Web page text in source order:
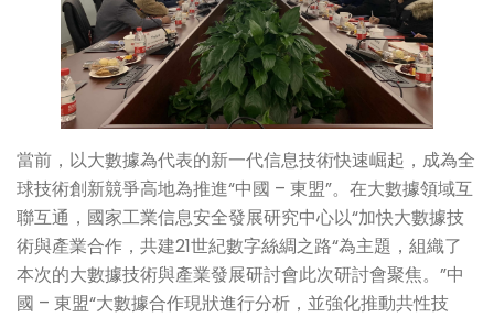
當前，以大數據為代表的新一代信息技術快速崛起，成為全
球技術創新競爭高地為推進“中國 – 東盟”。在大數據領域互
聯互通，國家工業信息安全發展研究中心以“加快大數據技
術與產業合作，共建21世紀數字絲綢之路“為主題，組織了
本次的大數據技術與產業發展研討會此次研討會聚焦。”中
國 – 東盟“大數據合作現狀進行分析，並強化推動共性技